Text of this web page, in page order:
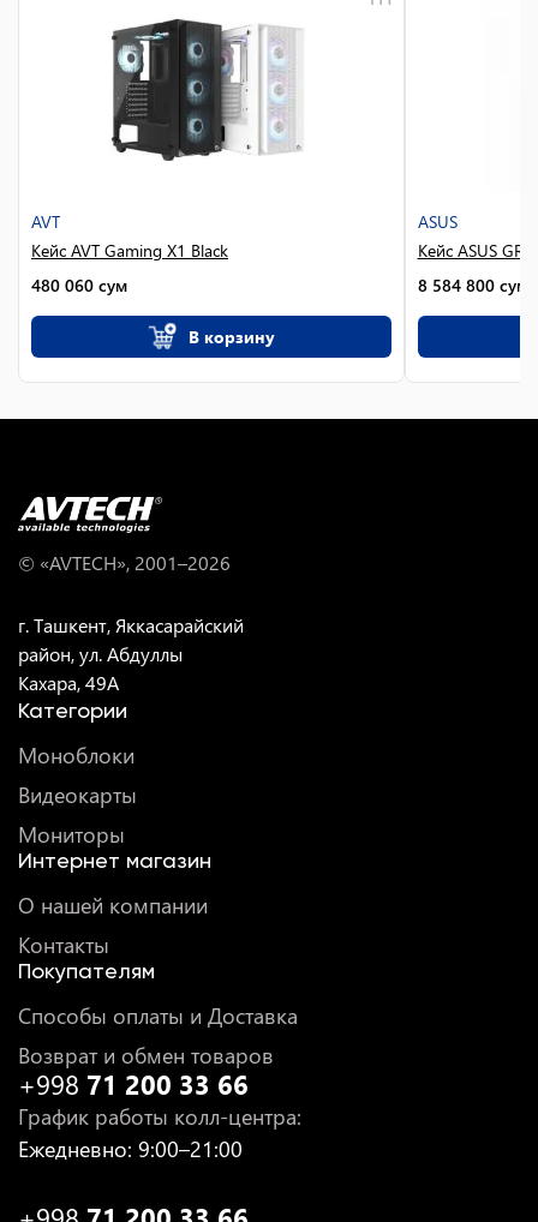
AVT
Кейс AVT Gaming X1 Black
480 060 сум
В корзину
ASUS
Кейс ASUS
8 584 800 сум
© «AVTECH», 2001–2026
г. Ташкент, Яккасарайский
район, ул. Абдуллы
Кахара, 49A
Категории
Моноблоки
Видеокарты
Мониторы
Интернет магазин
О нашей компании
Контакты
Покупателям
Способы оплаты и Доставка
Возврат и обмен товаров
+998 71 200 33 66
График работы колл-центра:
Ежедневно: 9:00–21:00